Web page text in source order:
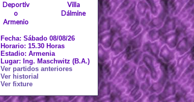
Deportiv
o
Armenio
Villa
Dálmine
Fecha: Sábado 08/08/26
Horario: 15.30 Horas
Estadio: Armenia
Lugar: Ing. Maschwitz (B.A.)
Ver partidos anteriores
Ver historial
Ver fixture